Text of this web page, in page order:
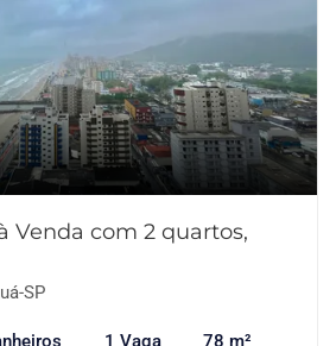
Venda com 2 quartos,
SP
1 Vaga 78 m²